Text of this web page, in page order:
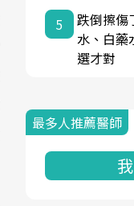
5
跌倒擦傷
水、白藥
選才對
最多人推薦醫師